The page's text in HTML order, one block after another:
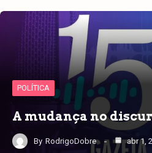
POLÍTICA
A mudança no
By RodrigoDobre abr 1,